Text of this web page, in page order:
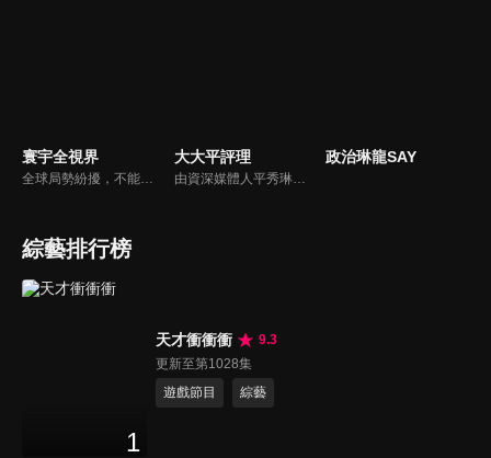
寰宇全視界
全球局勢紛擾，不能置身事外！主播任明玥主持，嶄新一季《寰宇全視界2.0》，集結各領域重磅嘉賓，犀利評論、深度視角，帶您洞悉世界局勢脈絡，開拓兩岸和國際新視野，《寰宇全視界2.0》，帶給您最具含金量的觀點。
大大平評理
由資深媒體人平秀琳所主持的時事討論節目，針對大眾關心的議題，邀請關鍵人物或意見領袖上節目，從各種角度深入剖析，並藉由多人的觀點交流，讓新聞事件的真相掏深一點，幫助觀眾了解當下最熱門的新聞議題，期使本節目成為台灣理性討論時事的典範。
政治琳龍SAY
綜藝排行榜
1
天才衝衝衝
9.3
更新至第1028集
遊戲節目
綜藝